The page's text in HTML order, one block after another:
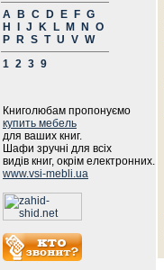
A
B C D E F G
H
J K L M N
O
P
R S T U V W
1 2 3 9
Книголюбам пропонуємо
купить мебель
для ваших книг.
Шафи зручні для всіх
видів книг, окрім електронних.
www.vsi-mebli.ua